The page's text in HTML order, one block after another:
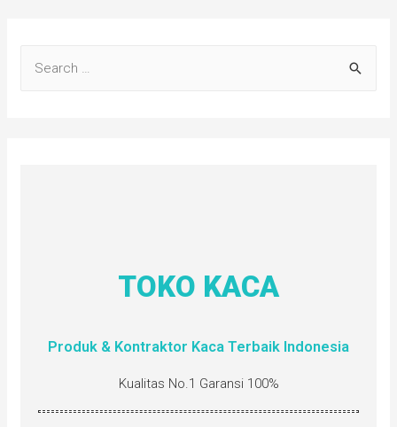
TOKO KACA
Produk & Kontraktor Kaca Terbaik Indonesia
Kualitas No.1 Garansi 100%